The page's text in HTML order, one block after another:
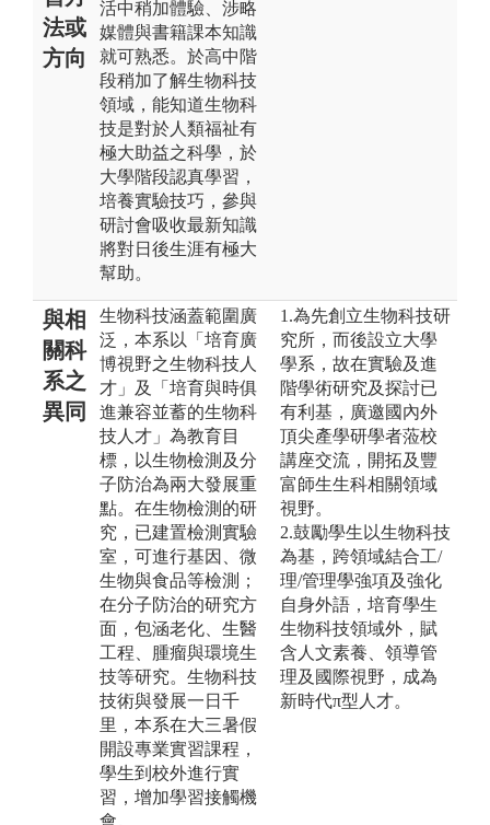
法或
方向
活中稍加體驗、涉略
媒體與書籍課本知識
就可熟悉。於高中階
段稍加了解生物科技
領域，能知道生物科
技是對於人類福祉有
極大助益之科學，於
大學階段認真學習，
培養實驗技巧，參與
研討會吸收最新知識
將對日後生涯有極大
幫助。
與相
關科
系之
異同
生物科技涵蓋範圍廣
泛，本系以「培育廣
博視野之生物科技人
才」及「培育與時俱
進兼容並蓄的生物科
技人才」為教育目
標，以生物檢測及分
子防治為兩大發展重
點。在生物檢測的研
究，已建置檢測實驗
室，可進行基因、微
生物與食品等檢測；
在分子防治的研究方
面，包涵老化、生醫
工程、腫瘤與環境生
技等研究。生物科技
技術與發展一日千
里，本系在大三暑假
開設專業實習課程，
學生到校外進行實
習，增加學習接觸機
會。
1.為先創立生物科技研
究所，而後設立大學
學系，故在實驗及進
階學術研究及探討已
有利基，廣邀國內外
頂尖產學研學者蒞校
講座交流，開拓及豐
富師生生科相關領域
視野。
2.鼓勵學生以生物科技
為基，跨領域結合工/
理/管理學強項及強化
自身外語，培育學生
生物科技領域外，賦
含人文素養、領導管
理及國際視野，成為
新時代π型人才。